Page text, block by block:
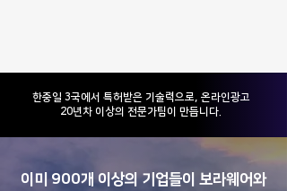
​한중일 3국에서 특허받은 기술력으로, 온라인광고
20년차 이상의 전문가팀이 만듭니다.
이미 900개 이상의 기업들이 보라웨어와